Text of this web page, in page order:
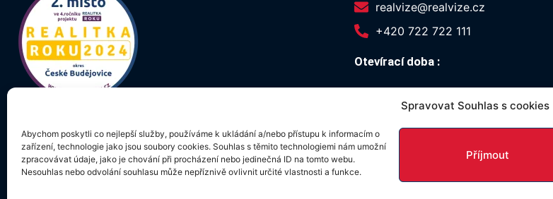
Spravovat Souhlas s cookies
Abychom poskytli co nejlepší služby, používáme k ukládání a/nebo přístupu k informacím o
zařízení, technologie jako jsou soubory cookies. Souhlas s těmito technologiemi nám umožní
zpracovávat údaje, jako je chování při procházení nebo jedinečná ID na tomto webu.
Nesouhlas nebo odvolání souhlasu může nepříznivě ovlivnit určité vlastnosti a funkce.
Příjmout
realvize@realvize.cz
+420 722 722 111
Otevírací doba :
Po, St 09:00 - 17:00
Út, Čt, Pá 09:00 - 12:00